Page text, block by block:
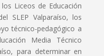
Liceos de Educación
SLEP Valparaíso, los
técnico-pedagógico a
Media Técnico
para determinar en